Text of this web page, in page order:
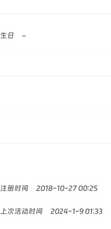
生日 -
注册时间 2018-10-27 00:25
上次活动时间 2024-1-9 01:33